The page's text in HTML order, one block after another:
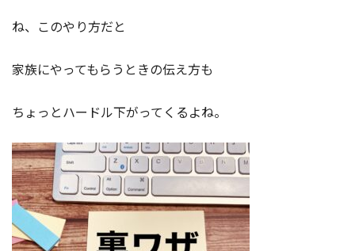
ね、このやり方だと
家族にやってもらうときの伝え方も
ちょっとハードル下がってくるよね。